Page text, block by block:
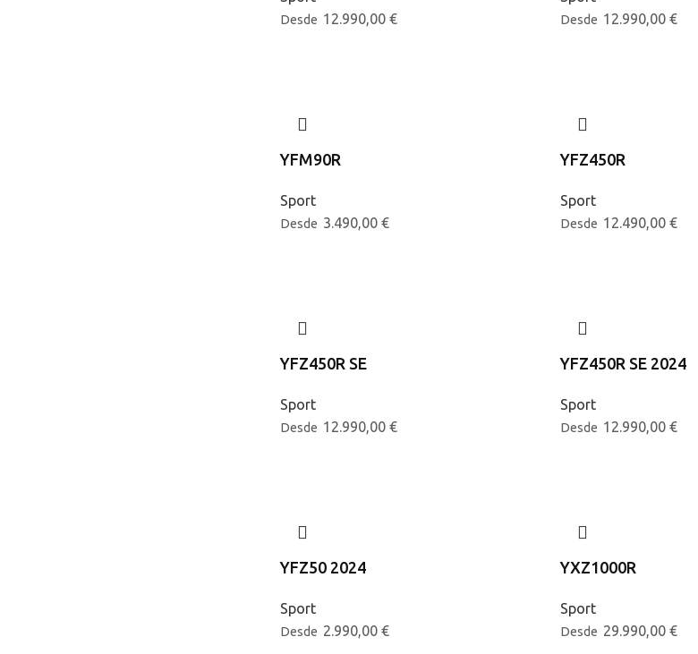
Desde 12.990,00 € Desde 12.990,00 €
YFM90R
Sport
Desde 3.490,00 €
YFZ450R
Sport
Desde 12.490,00 €
YFZ450R SE
Sport
Desde 12.990,00 €
YFZ450R SE 2024
Sport
Desde 12.990,00 €
YFZ50 2024
Sport
Desde 2.990,00 €
YXZ1000R
Sport
Desde 29.990,00 €